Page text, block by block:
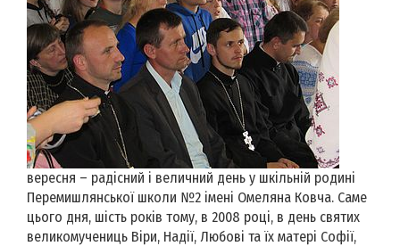
вересня – радісний і величний день у шкільній родині
Перемишлянської школи №2 імені Омеляна Ковча. Саме
цього дня, шість років тому, в 2008 році, в день святих
великомучениць Віри, Надії, Любові та їх матері Софії,